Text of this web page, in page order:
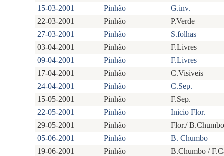
15-03-2001
Pinhão
G.inv.
22-03-2001
Pinhão
P.Verde
27-03-2001
Pinhão
S.folhas
03-04-2001
Pinhão
F.Livres
09-04-2001
Pinhão
F.Livres+
17-04-2001
Pinhão
C.Visiveis
24-04-2001
Pinhão
C.Sep.
15-05-2001
Pinhão
F.Sep.
22-05-2001
Pinhão
Inicio Flor.
29-05-2001
Pinhão
Flor./ B.Chumbo
05-06-2001
Pinhão
B. Chumbo
19-06-2001
Pinhão
B.Chumbo /